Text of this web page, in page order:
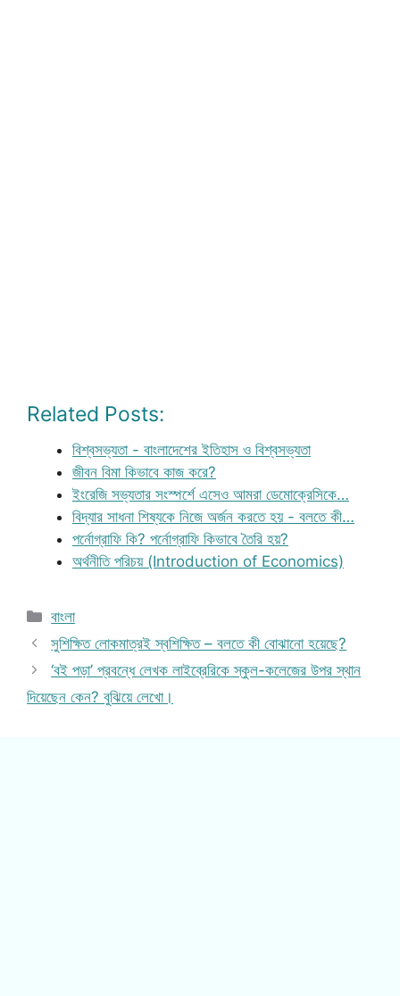
Related Posts:
বিশ্বসভ্যতা - বাংলাদেশের ইতিহাস ও বিশ্বসভ্যতা
জীবন বিমা কিভাবে কাজ করে?
ইংরেজি সভ্যতার সংস্পর্শে এসেও আমরা ডেমোক্রেসিকে…
বিদ্যার সাধনা শিষ্যকে নিজে অর্জন করতে হয় - বলতে কী…
পর্নোগ্রাফি কি? পর্নোগ্রাফি কিভাবে তৈরি হয়?
অর্থনীতি পরিচয় (Introduction of Economics)
Categories
বাংলা
সুশিক্ষিত লোকমাত্রই স্বশিক্ষিত – বলতে কী বোঝানো হয়েছে?
‘বই পড়া’ প্রবন্ধে লেখক লাইব্রেরিকে স্কুল-কলেজের উপর স্থান
দিয়েছেন কেন? বুঝিয়ে লেখো।